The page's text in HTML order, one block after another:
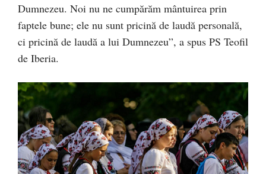
Dumnezeu. Noi nu ne cumpărăm mântuirea prin
faptele bune; ele nu sunt pricină de laudă personală,
ci pricină de laudă a lui Dumnezeu”, a spus PS Teofil
de Iberia.